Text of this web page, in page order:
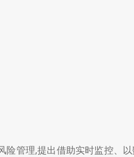
管理,提出借助实时监控、